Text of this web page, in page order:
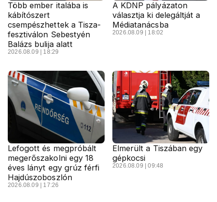
Több ember italába is
kábítószert
csempészhettek a Tisza-
fesztiválon Sebestyén
Balázs bulija alatt
2026.08.09 | 18:29
A KDNP pályázaton
választja ki delegáltját a
Médiatanácsba
2026.08.09 | 18:02
Lefogott és megpróbált
megerőszakolni egy 18
éves lányt egy grúz férfi
Hajdúszoboszlón
2026.08.09 | 17:26
Elmerült a Tiszában egy
gépkocsi
2026.08.09 | 09:48